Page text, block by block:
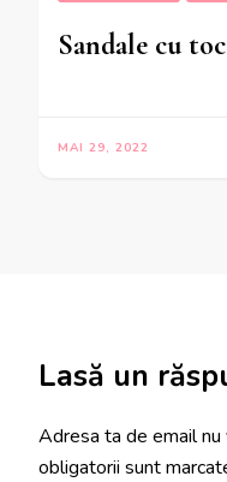
Sandale cu
MAI 29, 2022
Lasă un
Adresa ta de email nu
obligatorii sunt